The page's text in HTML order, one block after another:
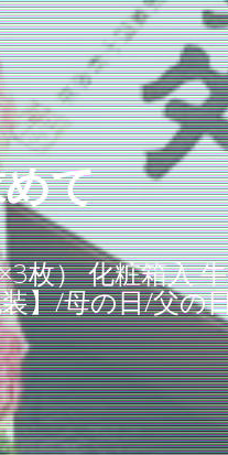
て
枚） 化粧箱入
】/母の日/父の